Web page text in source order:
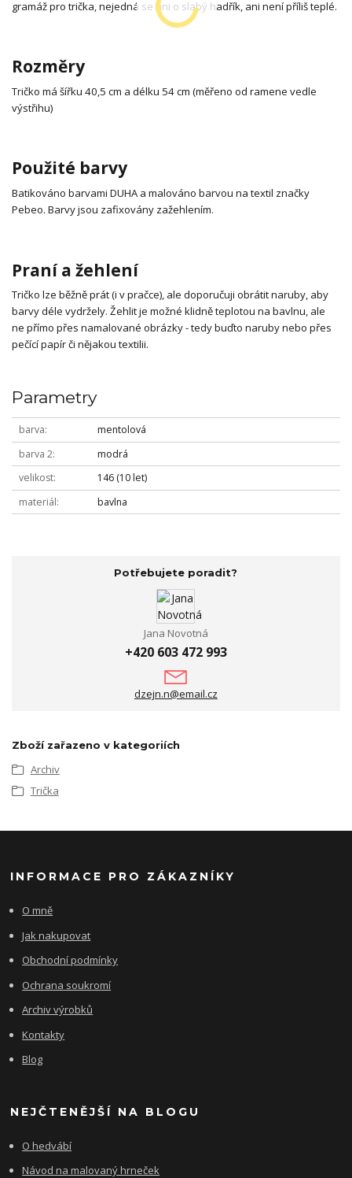
gramáž pro trička, nejedná se ani o slabý hadřík, ani není příliš teplé.
Rozměry
Tričko má šířku 40,5 cm a délku 54 cm (měřeno od ramene vedle
výstřihu)
Použité barvy
Batikováno barvami DUHA a malováno barvou na textil značky
Pebeo. Barvy jsou zafixovány zažehlením.
Praní a žehlení
Tričko lze běžně prát (i v pračce), ale doporučuji obrátit naruby, aby
barvy déle vydržely. Žehlit je možné klidně teplotou na bavlnu, ale
ne přímo přes namalované obrázky - tedy buďto naruby nebo přes
pečící papír či nějakou textilii.
Parametry
barva
mentolová
barva 2
modrá
velikost
146 (10 let)
materiál
bavlna
Potřebujete poradit?
Jana Novotná
+420 603 472 993
dzejn.n@email.cz
Zboží zařazeno v kategoriích
Archiv
Trička
INFORMACE PRO ZÁKAZNÍKY
O mně
Jak nakupovat
Obchodní podmínky
Ochrana soukromí
Archiv výrobků
Kontakty
Blog
NEJČTENĚJŠÍ NA BLOGU
O hedvábí
Návod na malovaný hrneček